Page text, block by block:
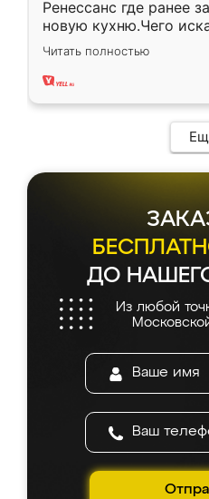
Ренессанс где ранее
новую кухню.Чего
вполне довольна.
два года, нареканий
Читать полностью
ДО
Из любой